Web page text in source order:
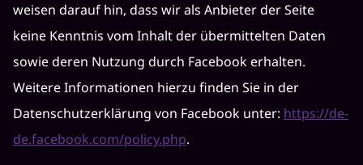
weisen darauf hin, dass wir als Anbieter der Seite
keine Kenntnis vom Inhalt der übermittelten Daten
sowie deren Nutzung durch Facebook erhalten.
Weitere Informationen hierzu finden Sie in der
Datenschutzerklärung von Facebook unter: https://de-
de.facebook.com/policy.php.